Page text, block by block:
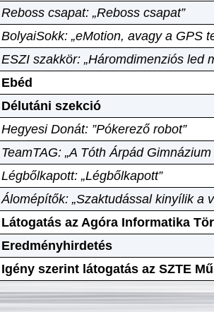
Reboss csapat: „Reboss csapat”
BolyaiSokk: „eMotion, avagy a GPS
ESZI szakkör: „Háromdimenziós led
Ebéd
Délutáni szekció
Hegyesi Donát: ”Pókerező robot”
TeamTAG: „A Tóth Árpád
Légbőlkapott: „Légbőlkapott”
Álomépítők: „Szaktudással kinyílik a
Látogatás az Agóra Informatika
Eredményhirdetés
Igény szerint látogatás az SZTE